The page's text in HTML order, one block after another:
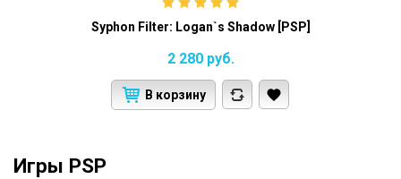
Syphon Filter: Logan`s Shadow [PSP]
2 280 руб.
В корзину
Игры PSP